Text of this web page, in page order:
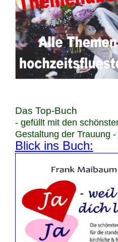
Das Top-Buch
- gefüllt mit den
Gestaltung der Trauung
Blick ins Buch: